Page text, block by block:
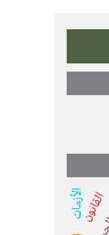
القانونالأزمات